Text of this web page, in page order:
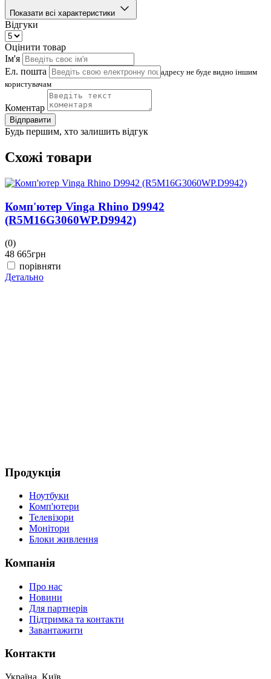
Показати всі характеристики
Відгуки
Оцінити товар
Ім'я
Ел. пошта
адресу не буде видно іншим
користувачам
Коментар
Відправити
Будь першим, хто залишить відгук
Схожі товари
Комп'ютер Vinga Rhino D9942
(R5M16G3060WP.D9942)
(0)
48 665грн
порівняти
Детально
Продукція
Ноутбуки
Комп'ютери
Телевізори
Монітори
Блоки живлення
Компанія
Про нас
Новини
Для партнерів
Підтримка та контакти
Завантажити
Контакти